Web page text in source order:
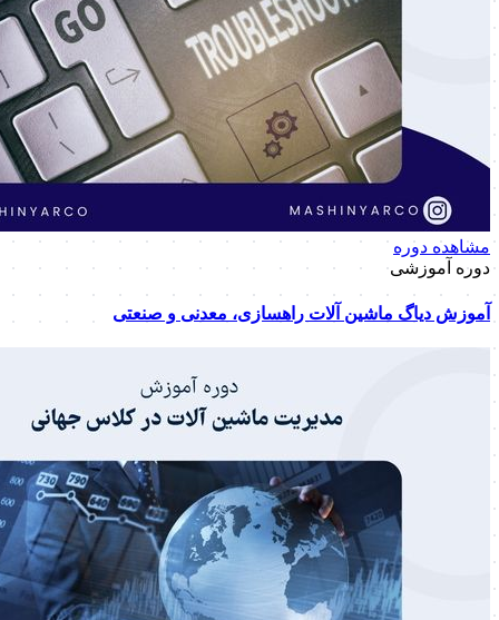
مشاهده دوره
دوره آموزشی
آموزش دیاگ ماشین آلات راهسازی، معدنی و صنعتی